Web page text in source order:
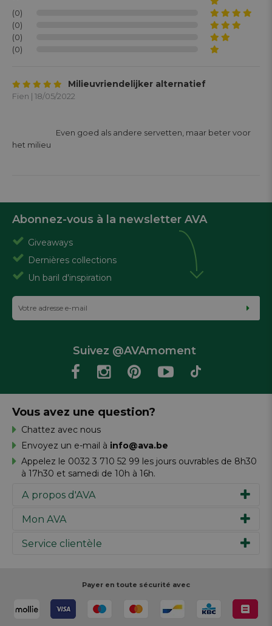
(0)
(0)
(0)
(0)
Milieuvriendelijker alternatief
Fien | 18/05/2022
het milieu
Abonnez-vous à la newsletter AVA
Giveaways
Dernières collections
Un baril d'inspiration
Suivez @AVAmoment
A propos d'AVA
Notre histoire
Travailler chez AVA
Mon AVA
Inspiration
Réalisez votre création
Rédiger un commentaire
Service clientèle
Votre paiement
Retour
Vous avez une question?
Chattez avec nous
Envoyez un e-mail à info@ava.be
Appelez le 0032 3 710 52 99 les jours ouvrables de 8h30
à 17h30 et samedi de 10h à 16h.
Payer en toute sécurité avec